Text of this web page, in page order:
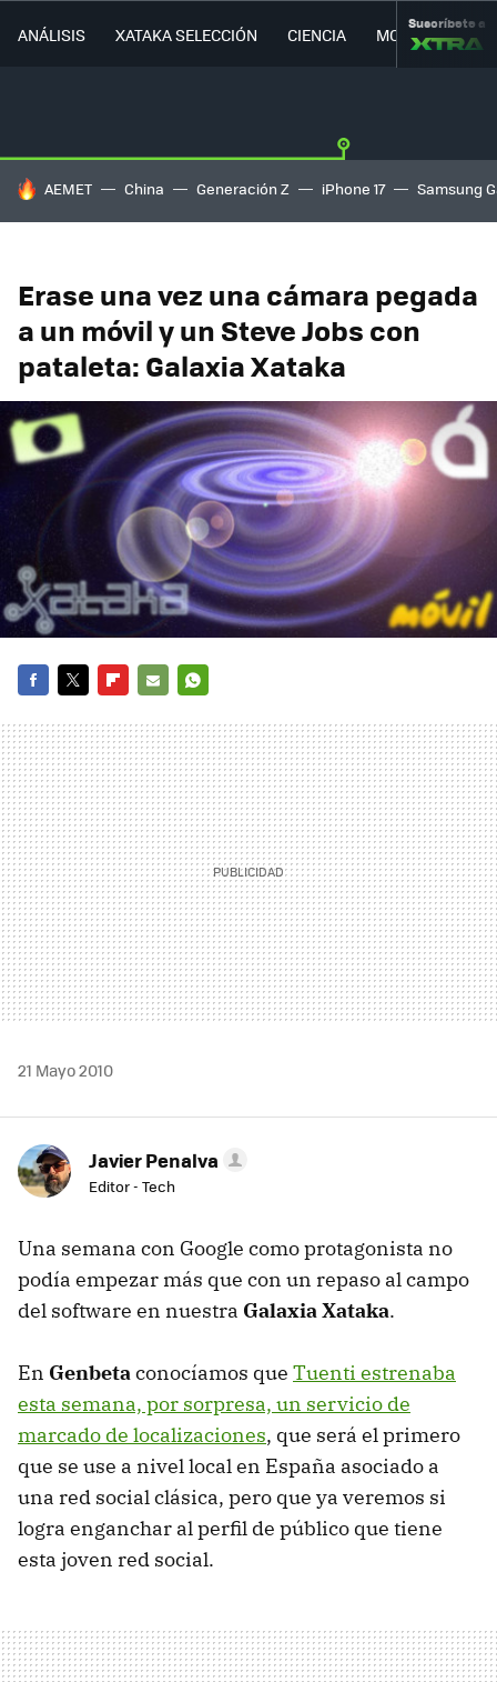
ANÁLISIS XATAKA SELECCIÓN CIENCIA MOVILIDAD
Suscríbete a
HOY SE HABLA DE
AEMET China Generación Z iPhone 17 Samsung
Erase una vez una cámara pegada
a un móvil y un Steve Jobs con
pataleta: Galaxia Xataka
MAIL
21 Mayo 2010
Javier Penalva
Editor - Tech
Una semana con Google como protagonista no
podía empezar más que con un repaso al campo
del software en nuestra Galaxia Xataka.
En Genbetaconocíamos que Tuenti estrenaba
esta semana, por sorpresa, un servicio de
marcado de localizaciones, que será el primero
que se use a nivel local en España asociado a
una red social clásica, pero que ya veremos si
logra enganchar al perfil de público que tiene
esta joven red social.